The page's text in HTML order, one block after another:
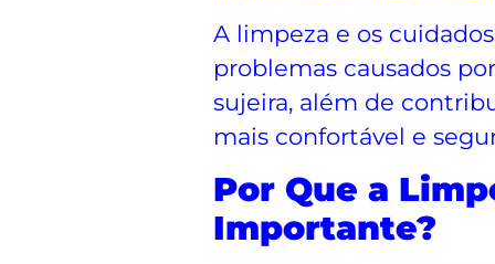
A limpeza e os
problemas causados
sujeira, além de
mais confortável e
Por Que a
Importante?